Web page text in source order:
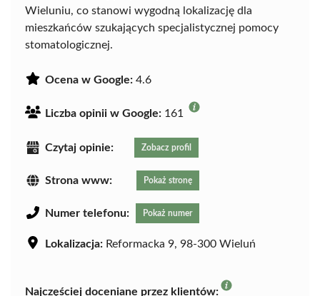
Wieluniu, co stanowi wygodną lokalizację dla
mieszkańców szukających specjalistycznej pomocy
stomatologicznej.
Ocena w Google: 4.6
Liczba opinii w Google: 161
Czytaj opinie: Zobacz profil
Strona www: Pokaż stronę
Numer telefonu: Pokaż numer
Lokalizacja: Reformacka 9, 98-300 Wieluń
Najczęściej doceniane przez klientów: